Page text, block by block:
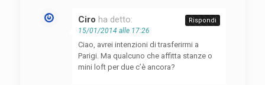
Ciro ha detto:
15/01/2014 alle 17:26
Ciao, avrei intenzioni di trasferirmi a
Parigi. Ma qualcuno che affitta stanze o
mini loft per due c’è ancora?
Rispondi